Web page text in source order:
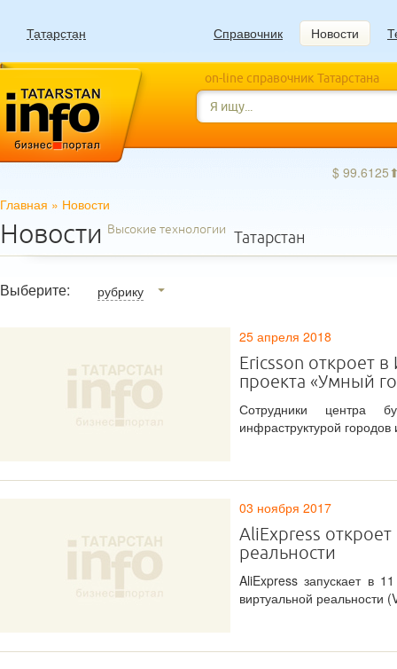
Татарстан Справочник Новости
on-line справочник Татарстана
$
Главная » Новости
Новости Высокие технологии Татарстан
Выберите: рубрику
25 апреля 2018
Ericsson откроет
проекта «Умный
Сотрудники центра
инфраструктурой городов
03 ноября 2017
AliExpress
реальности
AliExpress запускает в
виртуальной реальности